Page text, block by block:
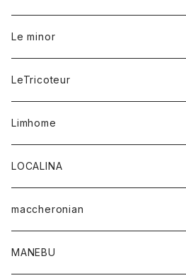
マフラー
リング
バンダナ
タンクトップ
Tシャツ
カーディガン
セーター
チュニック
シャツ
ワンピース
Tシャツ
レディース
コート
シャツ
Le minor
ボトム
スカート
パンツ
レディース
アウター
カットソー
トップス
シャツ
LeTricoteur
カーディガン
Limhome
LOCALINA
ロングスリーブテーシャツ
maccheronian
靴
MANEBU